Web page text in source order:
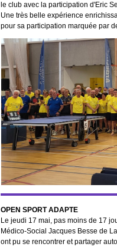
le club avec la participation d'Eric
Une très belle expérience
pour sa participation marquée par
OPEN SPORT ADAPTE
Le jeudi 17 mai, pas moins de 17
Médico-Social Jacques Besse de
ont pu se rencontrer et partager